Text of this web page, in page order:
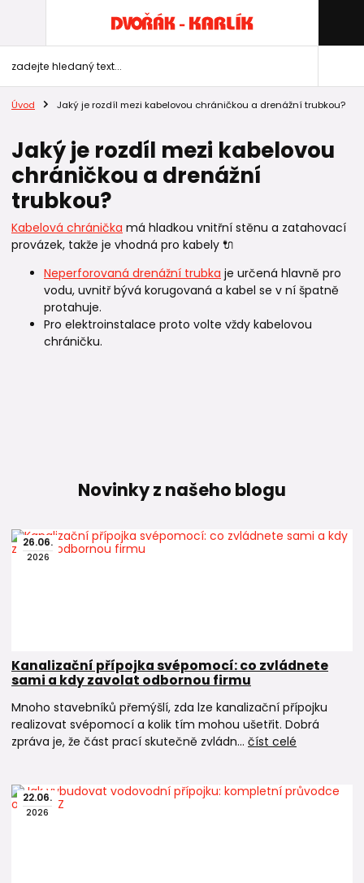
Úvod Jaký je rozdíl mezi kabelovou chráničkou a drenážní trubkou?
Jaký je rozdíl mezi kabelovou
chráničkou a drenážní
trubkou?
Kabelová chránička má hladkou vnitřní stěnu a zatahovací
provázek, takže je vhodná pro kabely 🔌
Neperforovaná drenážní trubka je určená hlavně pro
vodu, uvnitř bývá korugovaná a kabel se v ní špatně
protahuje.
Pro elektroinstalace proto volte vždy kabelovou
chráničku.
Novinky z našeho blogu
26.06.
2026
Kanalizační přípojka svépomocí: co zvládnete
sami a kdy zavolat odbornou firmu
Mnoho stavebníků přemýšlí, zda lze kanalizační přípojku
realizovat svépomocí a kolik tím mohou ušetřit. Dobrá
zpráva je, že část prací skutečně zvládn... číst celé
22.06.
2026